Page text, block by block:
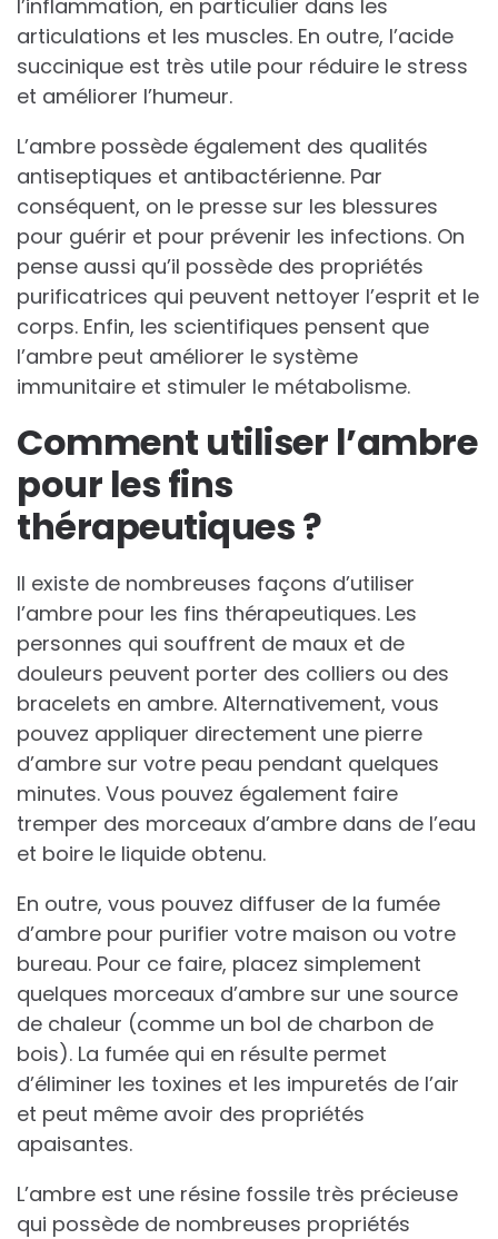
l’inflammation, en particulier dans les
articulations et les muscles. En outre, l’acide
succinique est très utile pour réduire le stress
et améliorer l’humeur.
L’ambre possède également des qualités
antiseptiques et antibactérienne. Par
conséquent, on le presse sur les blessures
pour guérir et pour prévenir les infections. On
pense aussi qu’il possède des propriétés
purificatrices qui peuvent nettoyer l’esprit et le
corps. Enfin, les scientifiques pensent que
l’ambre peut améliorer le système
immunitaire et stimuler le métabolisme.
Comment utiliser l’ambre
pour les fins
thérapeutiques ?
Il existe de nombreuses façons d’utiliser
l’ambre pour les fins thérapeutiques. Les
personnes qui souffrent de maux et de
douleurs peuvent porter des colliers ou des
bracelets en ambre. Alternativement, vous
pouvez appliquer directement une pierre
d’ambre sur votre peau pendant quelques
minutes. Vous pouvez également faire
tremper des morceaux d’ambre dans de l’eau
et boire le liquide obtenu.
En outre, vous pouvez diffuser de la fumée
d’ambre pour purifier votre maison ou votre
bureau. Pour ce faire, placez simplement
quelques morceaux d’ambre sur une source
de chaleur (comme un bol de charbon de
bois). La fumée qui en résulte permet
d’éliminer les toxines et les impuretés de l’air
et peut même avoir des propriétés
apaisantes.
L’ambre est une résine fossile très précieuse
qui possède de nombreuses propriétés